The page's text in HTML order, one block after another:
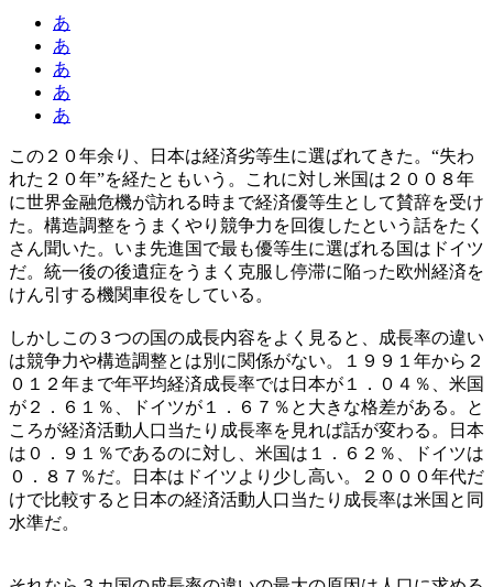
あ
あ
あ
あ
あ
この２０年余り、日本は経済劣等生に選ばれてきた。“失わ
れた２０年”を経たともいう。これに対し米国は２００８年
に世界金融危機が訪れる時まで経済優等生として賛辞を受け
た。構造調整をうまくやり競争力を回復したという話をたく
さん聞いた。いま先進国で最も優等生に選ばれる国はドイツ
だ。統一後の後遺症をうまく克服し停滞に陥った欧州経済を
けん引する機関車役をしている。
しかしこの３つの国の成長内容をよく見ると、成長率の違い
は競争力や構造調整とは別に関係がない。１９９１年から２
０１２年まで年平均経済成長率では日本が１．０４％、米国
が２．６１％、ドイツが１．６７％と大きな格差がある。と
ころが経済活動人口当たり成長率を見れば話が変わる。日本
は０．９１％であるのに対し、米国は１．６２％、ドイツは
０．８７％だ。日本はドイツより少し高い。２０００年代だ
けで比較すると日本の経済活動人口当たり成長率は米国と同
水準だ。